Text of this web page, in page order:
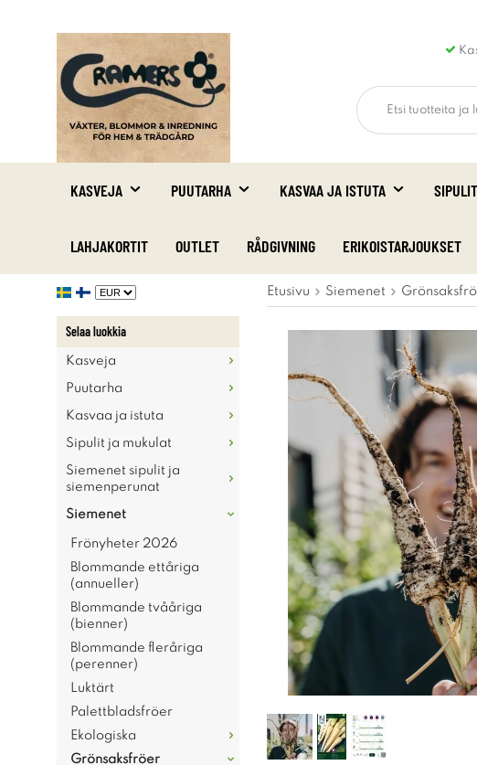
KASVEJA PUUTARHA KASVAA JA ISTUTA
LAHJAKORTIT OUTLET RÅDGIVNING ERIKOISTARJOUKSET
Selaa luokkia
Kasveja
Puutarha
Kasvaa ja istuta
Sipulit ja mukulat
Siemenet sipulit ja
siemenperunat
Siemenet
Frönyheter 2026
Blommande ettåriga
(annueller)
Blommande tvååriga
(bienner)
Blommande fleråriga
(perenner)
Luktärt
Palettbladsfröer
Ekologiska
Grönsaksfröer
Etusivu Siemenet